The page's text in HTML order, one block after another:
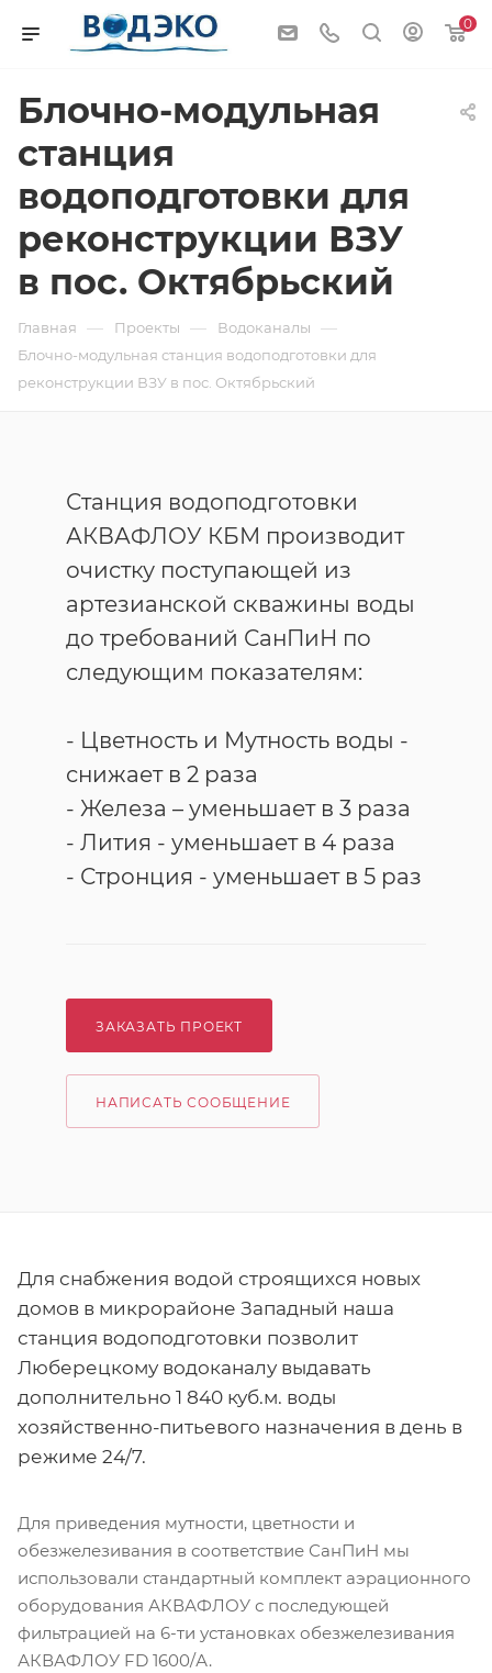
0
Блочно-модульная
станция
водоподготовки для
реконструкции ВЗУ
в пос. Октябрьский
Главная — Проекты — Водоканалы —
Блочно-модульная станция водоподготовки для
реконструкции ВЗУ в пос. Октябрьский
Станция водоподготовки
АКВАФЛОУ КБМ производит
очистку поступающей из
артезианской скважины воды
до требований СанПиН по
следующим показателям:
- Цветность и Мутность воды -
снижает в 2 раза
- Железа – уменьшает в 3 раза
- Лития - уменьшает в 4 раза
- Стронция - уменьшает в 5 раз
ЗАКАЗАТЬ ПРОЕКТ
НАПИСАТЬ СООБЩЕНИЕ
Для снабжения водой строящихся новых
домов в микрорайоне Западный наша
станция водоподготовки позволит
Люберецкому водоканалу выдавать
дополнительно 1 840 куб.м. воды
хозяйственно-питьевого назначения в день в
режиме 24/7.
Для приведения мутности, цветности и
обезжелезивания в соответствие СанПиН мы
использовали стандартный комплект аэрационного
оборудования АКВАФЛОУ с последующей
фильтрацией на 6-ти установках обезжелезивания
АКВАФЛОУ FD 1600/А.